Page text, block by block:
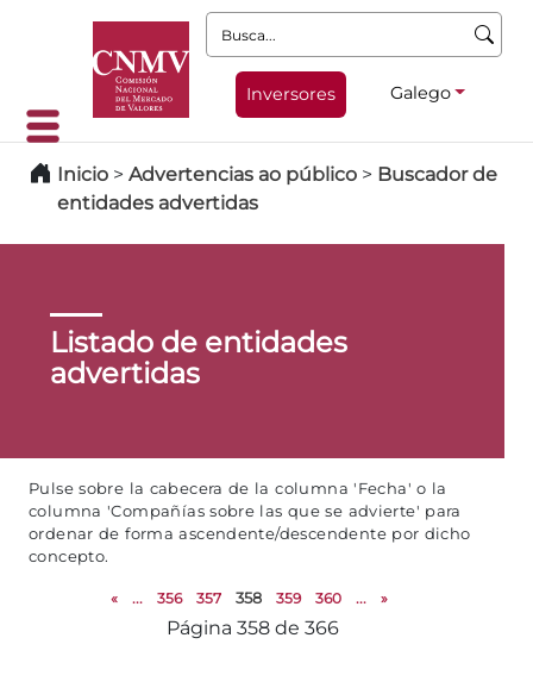
Busca:
Inversores Galego
Inicio > Advertencias ao público > Buscador de
entidades advertidas
Listado de entidades
advertidas
Pulse sobre la cabecera de la columna 'Fecha' o la
columna 'Compañías sobre las que se advierte' para
ordenar de forma ascendente/descendente por dicho
concepto.
« ... 356 357 358 359 360 ... »
Página 358 de 366